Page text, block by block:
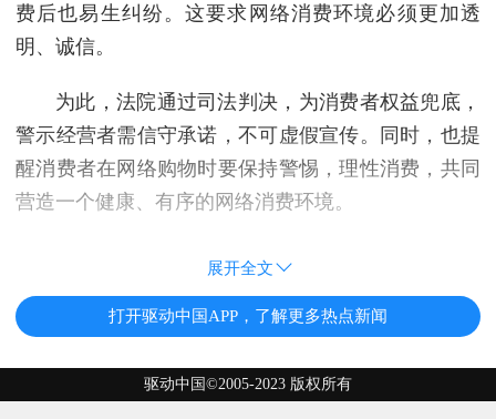
费后也易生纠纷。这要求网络消费环境必须更加透
明、诚信。
为此，法院通过司法判决，为消费者权益兜底，
警示经营者需信守承诺，不可虚假宣传。同时，也提
醒消费者在网络购物时要保持警惕，理性消费，共同
营造一个健康、有序的网络消费环境。
展开全文
打开驱动中国APP，了解更多热点新闻
驱动中国©2005-2023 版权所有